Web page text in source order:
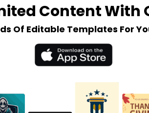
Content With
Of Editable Templates For